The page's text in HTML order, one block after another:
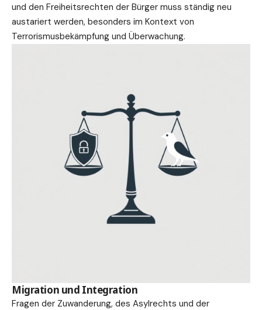
und den Freiheitsrechten der Bürger muss ständig neu
austariert werden, besonders im Kontext von
Terrorismusbekämpfung und Überwachung.
Migration und Integration
Fragen der Zuwanderung, des Asylrechts und der